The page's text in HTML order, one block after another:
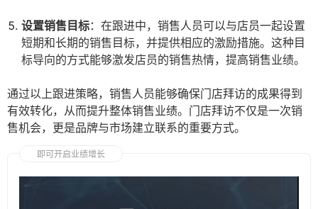
设置销售目标：在跟进中，销售人员可以与店员一起设置
短期和长期的销售目标，并提供相应的激励措施。这种目
标导向的方式能够激发店员的销售热情，提高销售业绩。
通过以上跟进策略，销售人员能够确保门店拜访的成果得到
有效转化，从而提升整体销售业绩。门店拜访不仅是一次销
售机会，更是品牌与市场建立联系的重要方式。
即可开启业绩增长